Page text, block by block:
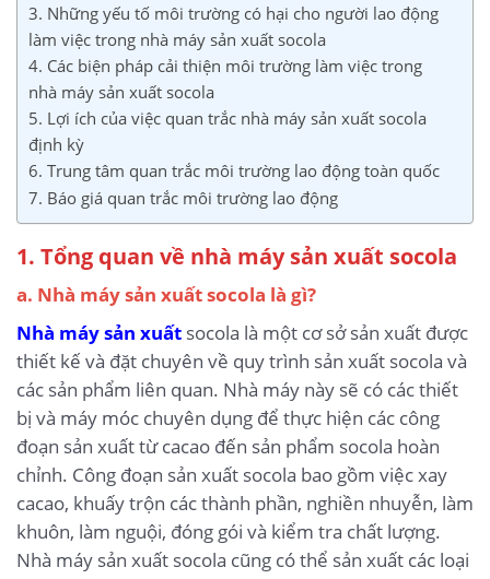
3. Những yếu tố môi trường có hại cho người lao động
làm việc trong nhà máy sản xuất socola
4. Các biện pháp cải thiện môi trường làm việc trong
nhà máy sản xuất socola
5. Lợi ích của việc quan trắc nhà máy sản xuất socola
định kỳ
6. Trung tâm quan trắc môi trường lao động toàn quốc
7. Báo giá quan trắc môi trường lao động
1. Tổng quan về nhà máy sản xuất socola
a. Nhà máy sản xuất socola là gì?
Nhà máy sản xuất socola là một cơ sở sản xuất được
thiết kế và đặt chuyên về quy trình sản xuất socola và
các sản phẩm liên quan. Nhà máy này sẽ có các thiết
bị và máy móc chuyên dụng để thực hiện các công
đoạn sản xuất từ cacao đến sản phẩm socola hoàn
chỉnh. Công đoạn sản xuất socola bao gồm việc xay
cacao, khuấy trộn các thành phần, nghiền nhuyễn, làm
khuôn, làm nguội, đóng gói và kiểm tra chất lượng.
Nhà máy sản xuất socola cũng có thể sản xuất các loại